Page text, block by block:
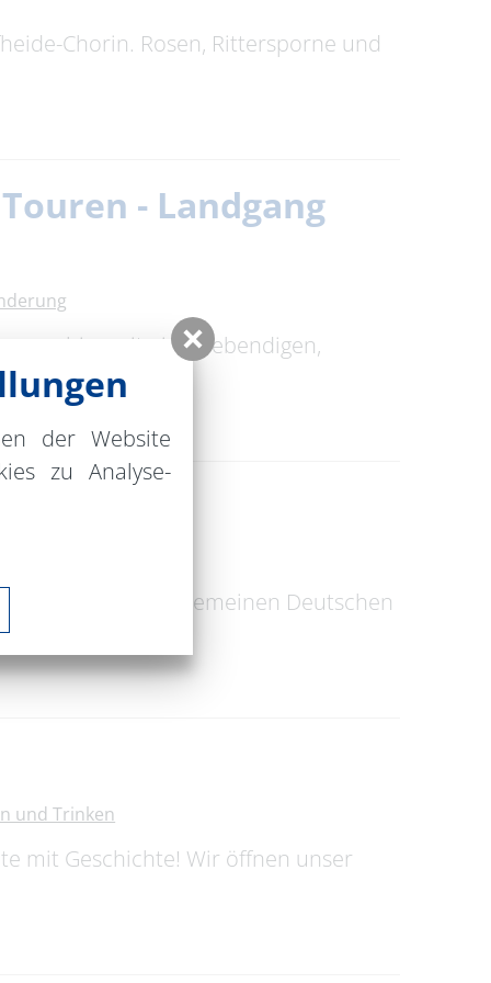
Chorin. Rosen, Rittersporne und
- Landgang
es hier mit einer lebendigen,
des Allgemeinen Deutschen
und Trinken
mit Geschichte! Wir öffnen unser
der Website
zu Analyse-